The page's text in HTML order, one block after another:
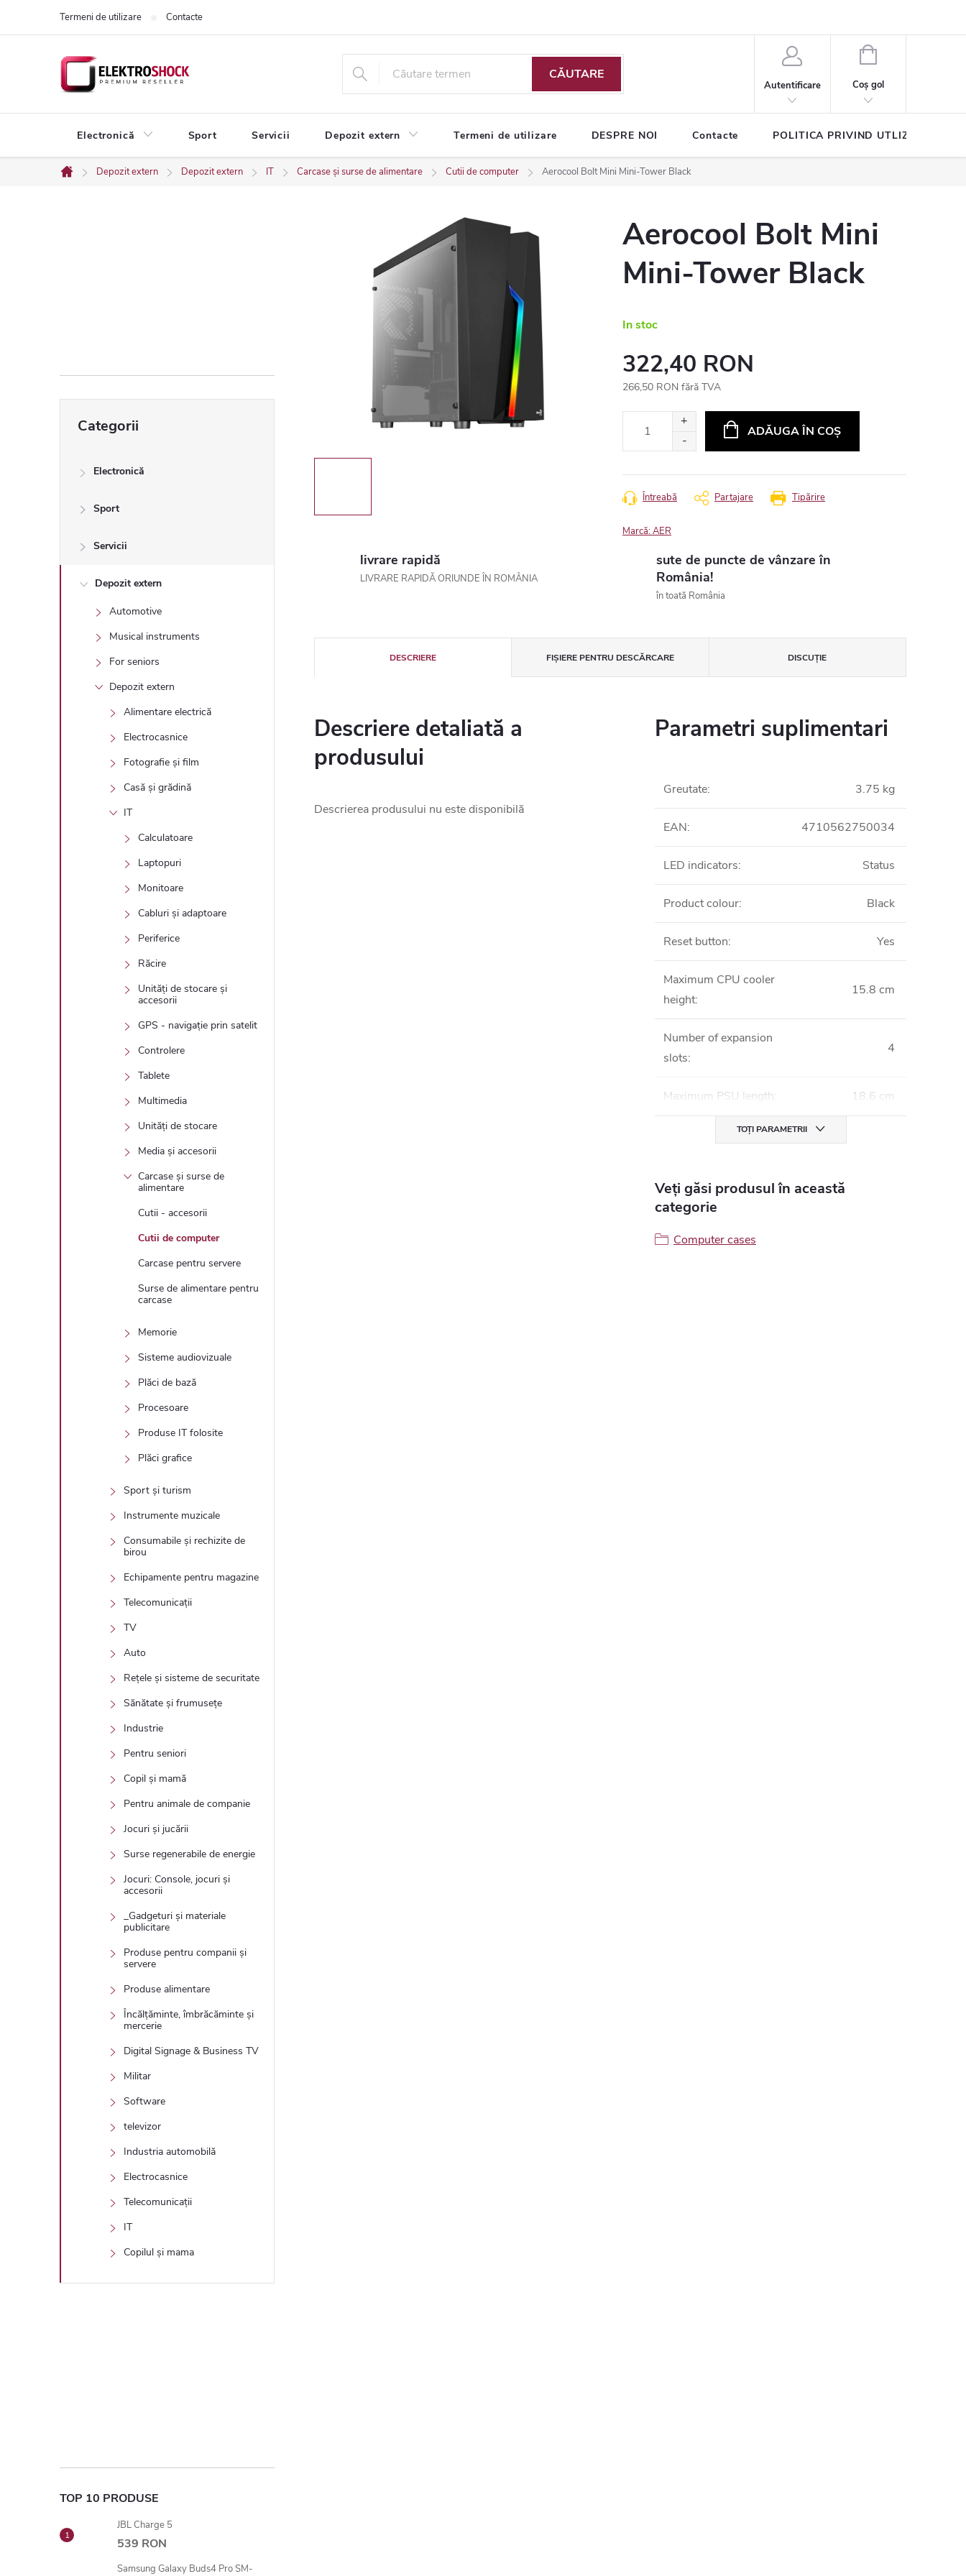
Termeni de utilizare Contacte
CĂUTARE
Autentificare
COŞ
CUMPĂRĂTURI
Coş gol
Electronică Sport Servicii Depozit extern Termeni de utilizare DESPRE NOI Contacte POLITICA PRIVIND UTLIZAREA
Acasă
Depozit extern Depozit extern IT Carcase și surse de alimentare Cutii de computer Aerocool Bolt Mini Mini-Tower Black
l
a
a
pesteCategorii
Electronică
Sport
Servicii
Depozit extern
Automotive
Musical instruments
For seniors
Depozit extern
Alimentare electrică
Electrocasnice
Fotografie și film
Casă și grădină
IT
Calculatoare
Laptopuri
Monitoare
Cabluri și adaptoare
Periferice
Răcire
Unități de stocare și
accesorii
GPS - navigație prin satelit
Controlere
Tablete
Multimedia
Unități de stocare
Media și accesorii
Carcase și surse de
alimentare
Cutii - accesorii
Cutii de computer
Carcase pentru servere
Surse de alimentare pentru
carcase
Memorie
Sisteme audiovizuale
Plăci de bază
Procesoare
Produse IT folosite
Plăci grafice
Sport și turism
Instrumente muzicale
Consumabile și rechizite de
birou
Echipamente pentru magazine
Telecomunicații
TV
Auto
Rețele și sisteme de securitate
Sănătate și frumusețe
Industrie
Pentru seniori
Copil și mamă
Pentru animale de companie
Jocuri și jucării
Surse regenerabile de energie
Jocuri: Console, jocuri și
accesorii
_Gadgeturi și materiale
publicitare
Produse pentru companii și
servere
Produse alimentare
Încălțăminte, îmbrăcăminte și
mercerie
Digital Signage & Business TV
Militar
Software
televizor
Industria automobilă
Electrocasnice
Telecomunicații
IT
Copilul și mama
TOP 10 PRODUSE
JBL Charge 5
539 RON
Samsung Galaxy Buds4 Pro SM-
Aerocool Bolt Mini
Mini-Tower Black
In stoc
322,40 RON
266,50 RON fără TVA
ADĂUGA ÎN COŞ
Tipărire
Întreabă Partajare
Marcă:AER
livrare rapidă
LIVRARE RAPIDĂ ORIUNDE ÎN ROMÂNIA
sute de puncte de vânzare în
România!
în toată România
DESCRIERE FIȘIERE PENTRU DESCĂRCARE DISCUŢIE
Descriere detaliată a
produsului
Descrierea produsului nu este disponibilă
Parametri suplimentari
Greutate: 3.75 kg
EAN: 4710562750034
LED indicators: Status
Product colour: Black
Reset button: Yes
Maximum CPU cooler
height:
15.8 cm
Number of expansion
slots:
4
Maximum PSU length: 18.6 cm
TOȚI PARAMETRII
Veți găsi produsul în această
categorie
Computer cases